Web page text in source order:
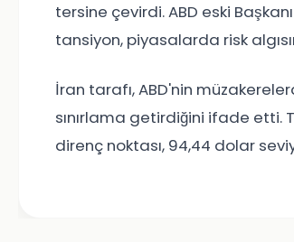
tersine çevirdi. ABD eski
tansiyon, piyasalarda risk
İran tarafı, ABD'nin
sınırlama getirdiğini ifade etti.
direnç noktası, 94,44 dolar